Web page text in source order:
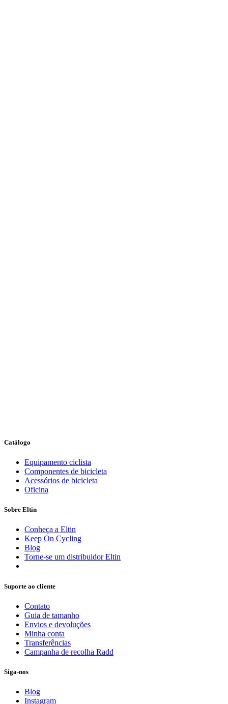
Catálogo
Equipamento ciclista
Componentes de bicicleta
Acessórios de bicicleta
Oficina
Sobre Eltin
Conheça a Eltin
Keep On Cycling
Blog
Torne-se um distribuidor Eltin
Suporte ao cliente
Contato
Guia de tamanho
Envios e devoluções
Minha conta
Transferências
Campanha de recolha Radd
Siga-nos
Blog
Instagram